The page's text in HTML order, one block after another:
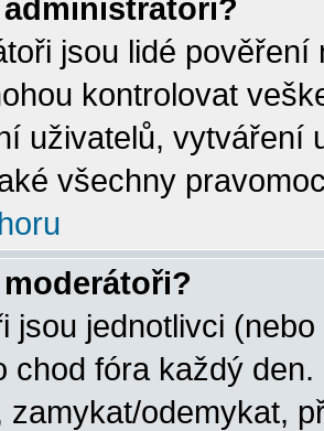
jsou lidé
kontrolovat
uživatelů, vytváření
všechny
jsou jednotlivci
chod fóra každý
zamykat/odemykat,